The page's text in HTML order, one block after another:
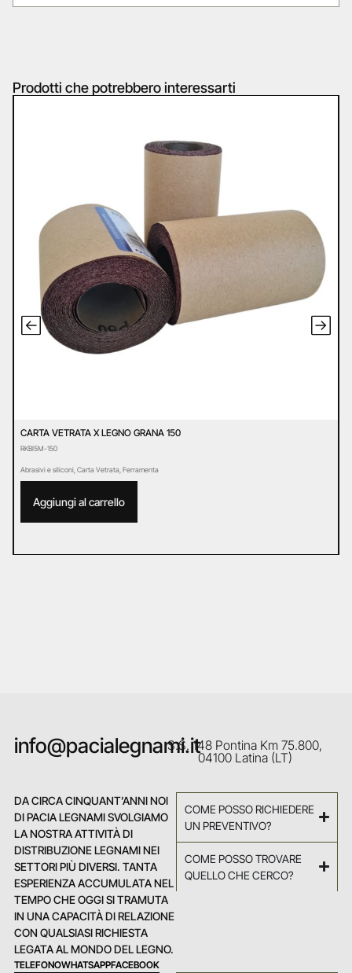
Prodotti che potrebbero interessarti
CARTA VETRATA X LEGNO GRANA 150
RKBI5M-150
Abrasivi e siliconi Carta Vetrata Ferramenta
Aggiungi al carrello
info@pacialegnami.itS.S. 148 Pontina Km 75.800,
04100 Latina (LT)
DA CIRCA CINQUANT’ANNI NOI
DI PACIA LEGNAMI SVOLGIAMO
LA NOSTRA ATTIVITÀ DI
DISTRIBUZIONE LEGNAMI NEI
SETTORI PIÙ DIVERSI. TANTA
ESPERIENZA ACCUMULATA NEL
TEMPO CHE OGGI SI TRAMUTA
IN UNA CAPACITÀ DI RELAZIONE
CON QUALSIASI RICHIESTA
LEGATA AL MONDO DEL LEGNO.
TELEFONOWHATSAPPFACEBOOK
COME POSSO RICHIEDERE
UN PREVENTIVO?
COME POSSO TROVARE
QUELLO CHE CERCO?